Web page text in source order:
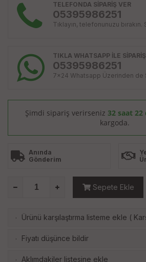
TELEFONDA SİPARİŞ VER
05395986251
Tıklayın, telefonunuzu bırakın.
TIKLA WHATSAPP İLE
05395986251
7x24 Whatsapp Üzerinden de
Şimdi sipariş verirseniz 32 saat 22
kargoda.
Anında
Gönderim
Sepete Ekle
· Ürünü karşılaştırma listeme ekle (
· Fiyatı düşünce bildir
· Aklımdakiler listesine ekle